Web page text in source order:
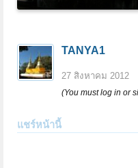
TANYA1
27 สิงหาคม 2012
(You must log in or
แชร์หน้านี้